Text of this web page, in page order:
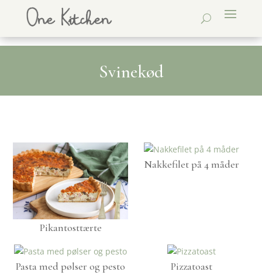
Svinekød
Pikantosttærte
Nakkefilet på 4 måder
Pasta med pølser og pesto Pizzatoast